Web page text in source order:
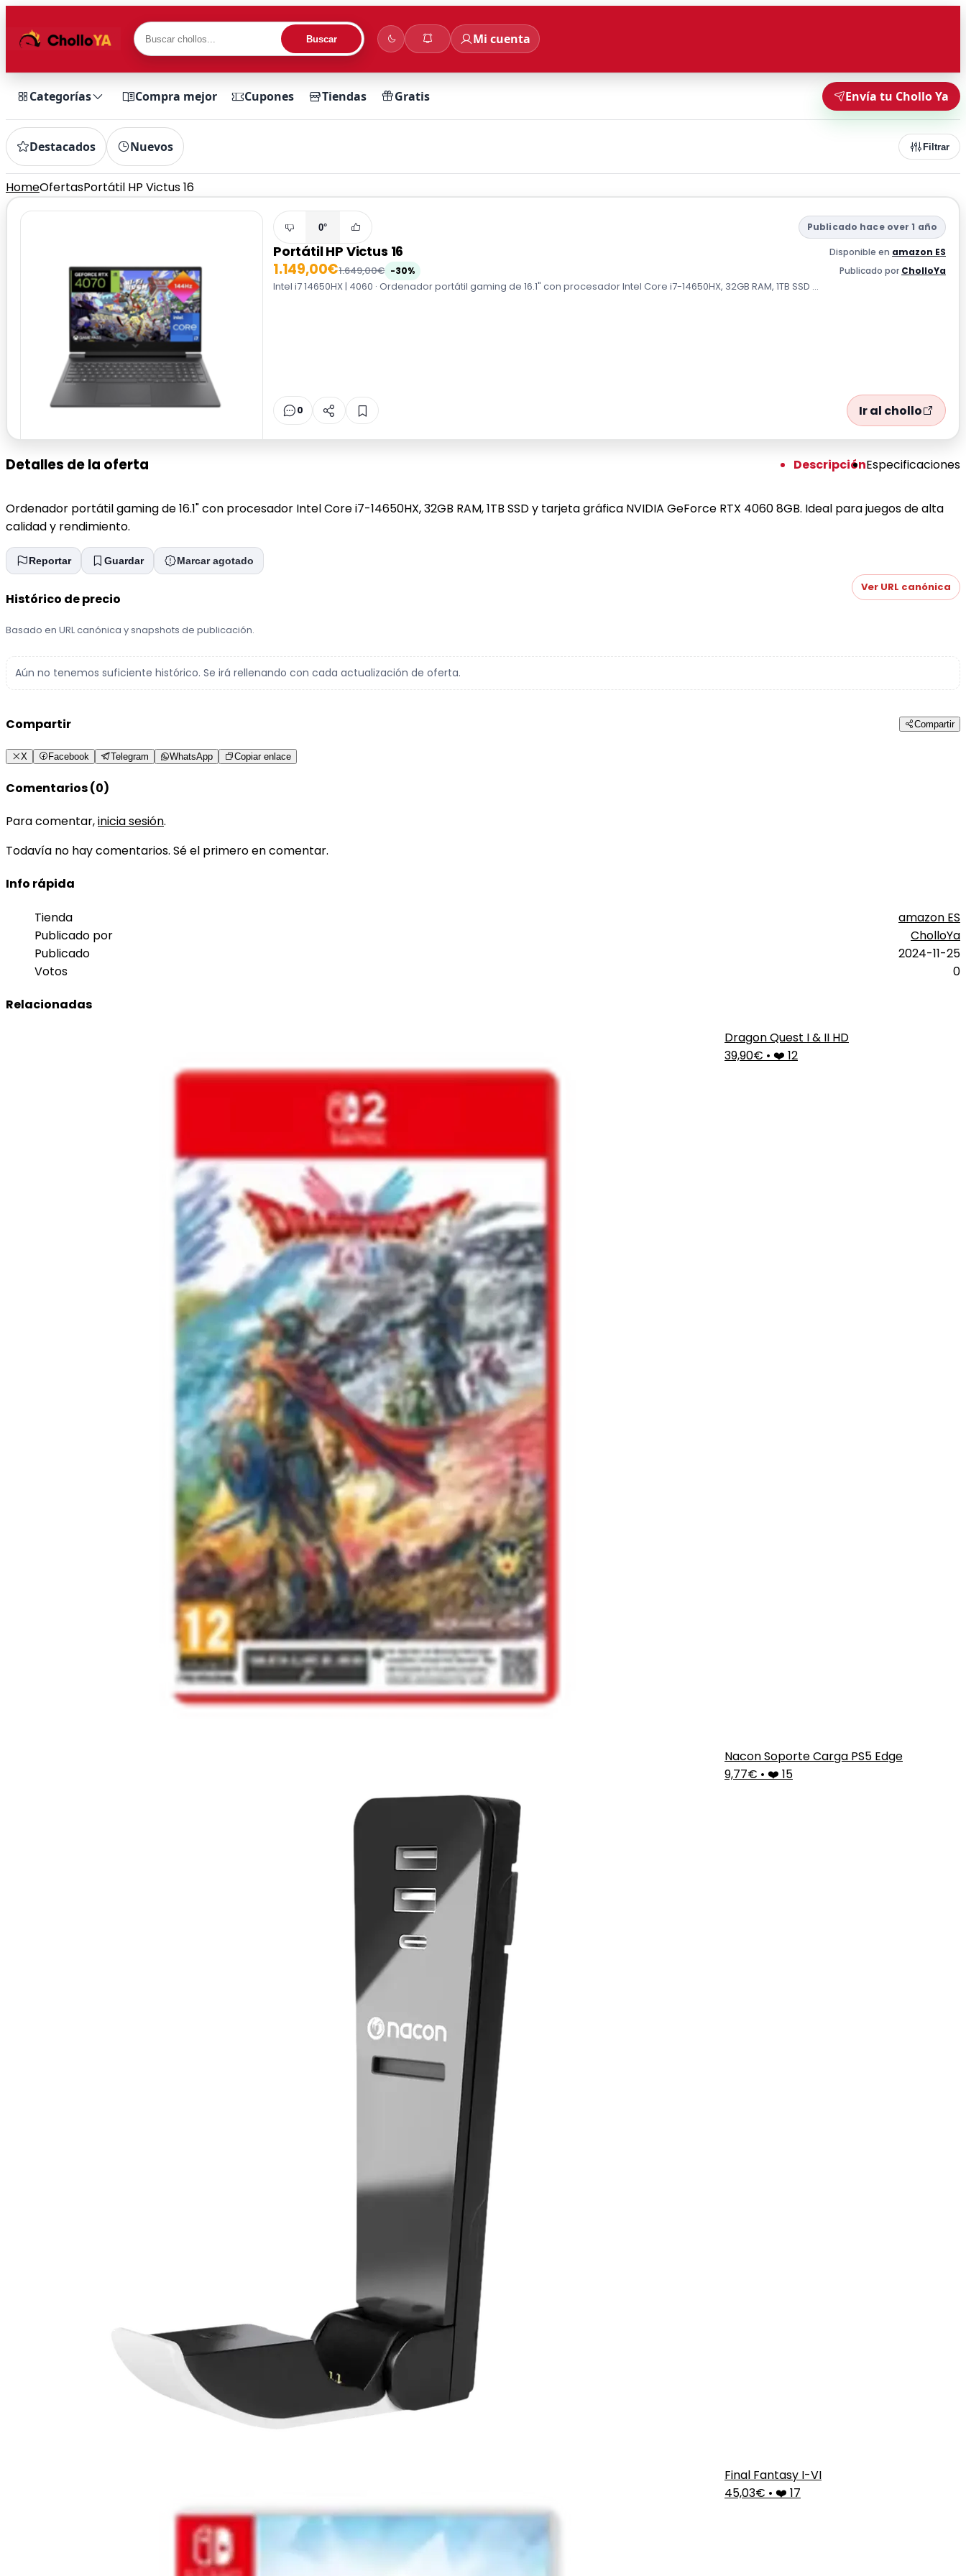
Buscar Mi cuenta
Categorías Compra mejor Cupones Tiendas Gratis Envía tu Chollo Ya
Destacados Nuevos Filtrar
HomeOfertasPortátil HP Victus 16
0° Publicado hace over 1 año
Portátil HP Victus 16 Disponible en amazon ES
1.149,00€1.649,00€ -30% Publicado por CholloYa
Intel i7 14650HX | 4060 · Ordenador portátil gaming de 16.1" con procesador Intel Core i7-14650HX, 32GB RAM, 1TB SSD ...
0 Ir al chollo
Detalles de la oferta DescripciónEspecificaciones
Ordenador portátil gaming de 16.1" con procesador Intel Core i7-14650HX, 32GB RAM, 1TB SSD y tarjeta gráfica NVIDIA GeForce RTX 4060 8GB. Ideal para juegos de alta
calidad y rendimiento.
Reportar Guardar Marcar agotado
Histórico de precio
Basado en URL canónica y snapshots de publicación.
Ver URL canónica
Aún no tenemos suficiente histórico. Se irá rellenando con cada actualización de oferta.
Compartir Compartir
X Facebook Telegram WhatsApp Copiar enlace
Comentarios (0)
Para comentar,inicia sesión.
Todavía no hay comentarios. Sé el primero en comentar.
Info rápida
Tienda
amazon ES
Publicado por
CholloYa
Publicado
2024-11-25
Votos
0
Relacionadas
Dragon Quest I & II HD
39,90€ • ❤️ 12
Nacon Soporte Carga PS5 Edge
9,77€ • ❤️ 15
Final Fantasy I-VI
45,03€ • ❤️ 17